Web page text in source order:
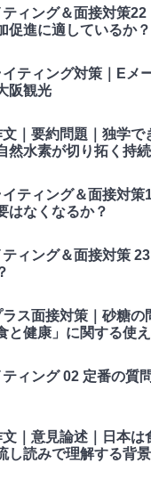
ィング＆面接対策22
促進に適しているか？
ティング対策｜Eメ
阪観光
｜要約問題｜独学で
然水素が切り拓く持
ティング＆面接対策
はなくなるか？
ィング＆面接対策
ス面接対策｜砂糖の
と健康」に関する使
ィング 02 定番の質
｜意見論述｜日本は
し読みで理解する背